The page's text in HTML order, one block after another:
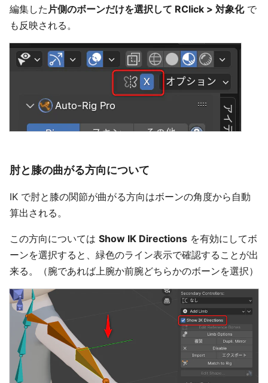
編集した 片側のボーンだけを選択して RClick > 対象化で
も反映される。
肘と膝の曲がる方向について
IK で肘と膝の関節が曲がる方向はボーンの角度から自動
算出される。
この方向については Show IK Directions を有効にしてボ
ーンを選択すると、緑色のライン表示で確認することが出
来る。（腕であれば上腕か前腕どちらかのボーンを選択）